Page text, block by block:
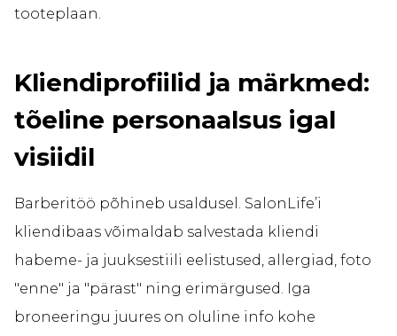
tooteplaan.
Kliendiprofiilid ja märkmed:
tõeline personaalsus igal
visiidil
Barberitöö põhineb usaldusel. SalonLife’i
kliendibaas võimaldab salvestada kliendi
habeme- ja juuksestiili eelistused, allergiad, foto
"enne" ja "pärast" ning erimärgused. Iga
broneeringu juures on oluline info kohe